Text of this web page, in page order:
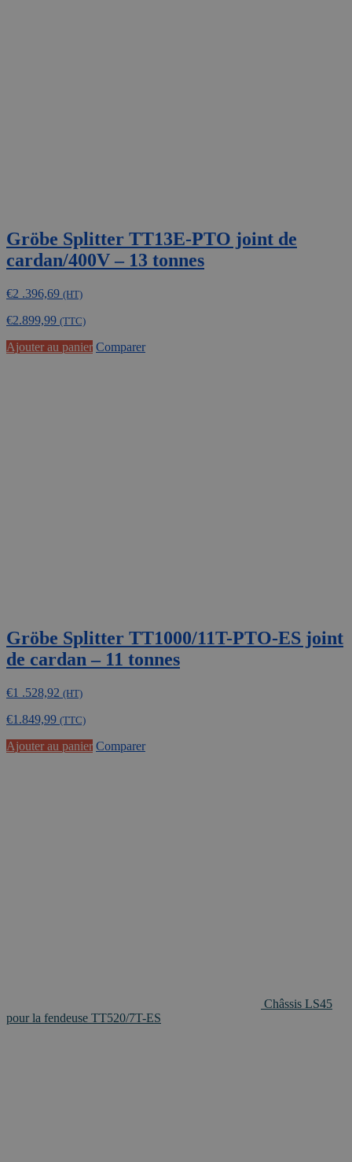
Gröbe Splitter TT13E-PTO joint de
cardan/400V – 13 tonnes
€2 .396,69 (HT)
€2.899,99 (TTC)
Ajouter au panier Comparer
Gröbe Splitter TT1000/11T-PTO-ES joint
de cardan – 11 tonnes
€1 .528,92 (HT)
€1.849,99 (TTC)
Ajouter au panier Comparer
Châssis LS45
pour la fendeuse TT520/7T-ES